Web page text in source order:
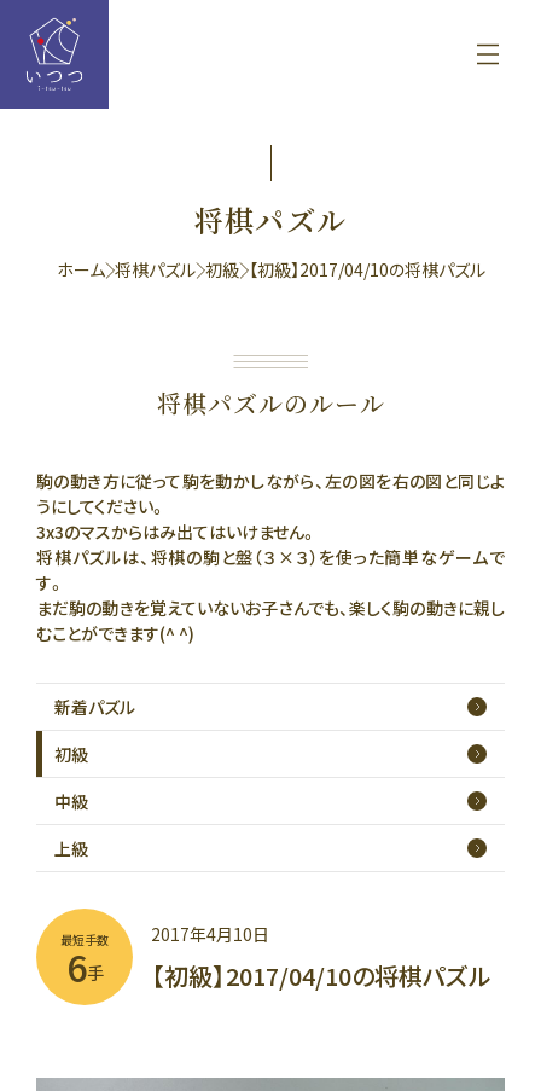
将棋パズル
ホーム 将棋パズル 初級 【初級】2017/04/10の将棋パズル
将棋パズルのルール
駒の動き方に従って駒を動かしながら、左の図を右の図と同じよ
うにしてください。
3x3のマスからはみ出てはいけません。
将棋パズルは、将棋の駒と盤（３×３）を使った簡単なゲームで
す。
まだ駒の動きを覚えていないお子さんでも、楽しく駒の動きに親し
むことができます(^ ^)
新着パズル
初級
中級
上級
最短手数
6手
2017年4月10日
【初級】2017/04/10の将棋パズル